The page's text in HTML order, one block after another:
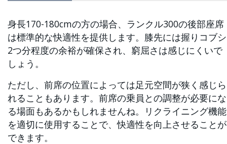
身長170-180cmの方の場合、ランクル300の後部座席
は標準的な快適性を提供します。膝先には握りコブシ
2つ分程度の余裕が確保され、窮屈さは感じにくいで
しょう。
ただし、前席の位置によっては足元空間が狭く感じら
れることもあります。前席の乗員との調整が必要にな
る場面もあるかもしれませんね。リクライニング機能
を適切に使用することで、快適性を向上させることが
できます。